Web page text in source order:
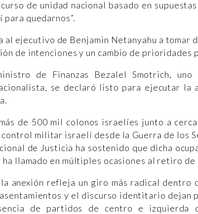
de unidad nacional basado en
para quedarnos”.
al ejecutivo de Benjamin Netanyahu a tomar
de intenciones y un cambio de prioridades
de Finanzas Bezalel Smotrich,
se declaró listo para ejecutar la
de 500 mil colonos israelíes junto a
militar israelí desde la Guerra de los
de Justicia ha sostenido que dicha
llamado en múltiples ocasiones al retiro de
la anexión refleja un giro más radical
y el discurso identitario dejan
de partidos de centro e izquierda